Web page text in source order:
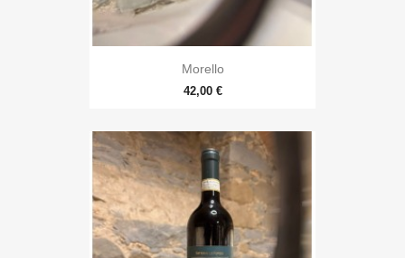
Morello
42,00 €